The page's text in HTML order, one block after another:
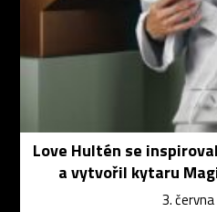
Love Hultén se
a vytvořil kytaru
3.